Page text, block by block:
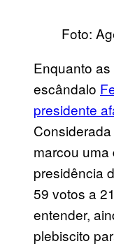
Foto:
Enquanto as
escândalo
presidente
marcou
presidência
59 votos a
entender,
plebiscito